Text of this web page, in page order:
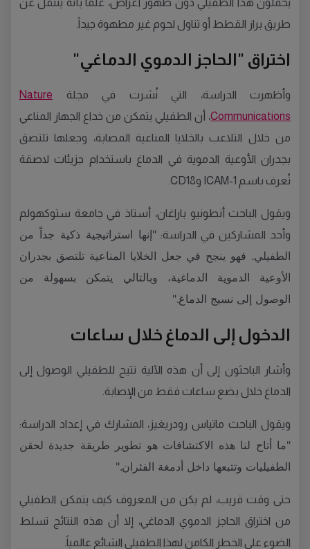
يحملون هذا الطفيلي دون ظهور أعراض، علماً بأنه ينتقل عن
طريق براز القطط أو تناول لحوم غير مطهوة جيداً.
اختراق "الحاجز الدموي الدماغي"
وأظهرت الدراسة، التي نُشرت في مجلة Nature
Communications، أن الطفيلي يتمكن من خداع الجهاز المناعي
من خلال التلاعب بالخلايا المناعية المصابة، وجعلها تلتصق
بجدران الأوعية الدموية في الدماغ باستخدام جزيئات لاصقة
تُعرف باسم ICAM-1 وCD18.
ويقول الباحث أنطونيو باراغان، أستاذ في جامعة ستوكهولم
وأحد المشاركين في الدراسة: "إنها استراتيجية ذكية جداً من
الطفيلي. فهو ينجح في جعل الخلايا المناعية تلتصق بجدران
الأوعية الدموية الدماغية، وبالتالي يتمكن بسهولة من
الوصول إلى نسيج الدماغ."
الدخول إلى الدماغ خلال ساعات
وأشار الباحثون إلى أن هذه الآلية تتيح للطفيلي الوصول إلى
الدماغ خلال بضع ساعات فقط من الإصابة.
ويقول الباحث ماتياس رودريغيز، المشارك في إعداد الدراسة:
"ما أتاح لنا هذه الاكتشافات هو تطوير طريقة جديدة لحقن
الطفيليات وتتبعها داخل أدمغة الفئران."
حتى وقت قريب، لم يكن من المعروف كيف يتمكن الطفيلي
من اختراق الحاجز الدموي الدماغي، إلا أن هذه النتائج تسلط
الضوء على الخطر الكامن لهذا الطفيلي الشائع عالمياً.